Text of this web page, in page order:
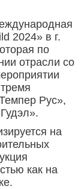
2024» в г.
по
отрасли со
Рус»,
на
как на